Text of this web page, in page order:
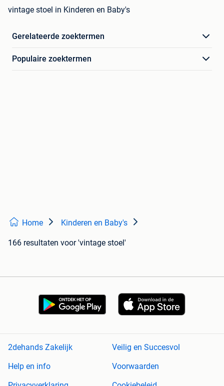
vintage stoel in Kinderen en Baby's
Gerelateerde zoektermen
Populaire zoektermen
Home Kinderen en Baby's
166 resultaten voor 'vintage stoel'
2dehands Zakelijk
Veilig en Succesvol
Help en info
Voorwaarden